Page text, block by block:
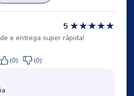
5 ★★★★★
e entrega super rápida!
(0) (0)